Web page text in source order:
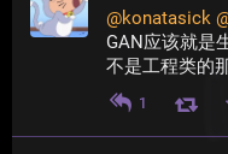
@konatasick
GAN应该就是
不是工程类的
1